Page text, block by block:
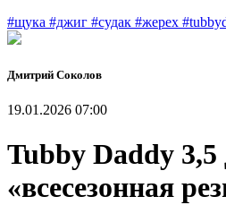
#щука #джиг #судак #жерех
Дмитрий Соколов
19.01.2026 07:00
Tubby Daddy
«всесезонная